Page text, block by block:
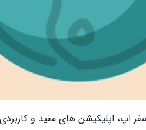
اپ، اپلیکیشن های مفید و